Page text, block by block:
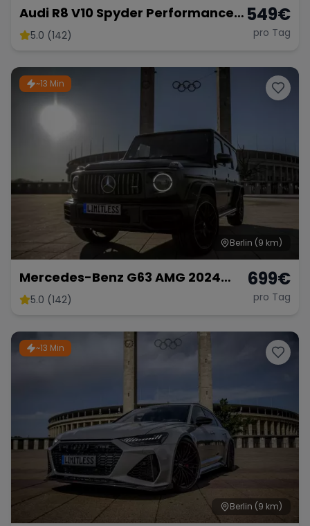
Audi R8 V10 Spyder Performance
2024 mieten Cabrio Roadster
5.0 (142)
549€
pro Tag
~13 Min
Berlin (9 km)
Mercedes-Benz G63 AMG 2024
mieten SUV G-Klasse G 63
5.0 (142)
699€
pro Tag
~13 Min
Berlin (9 km)